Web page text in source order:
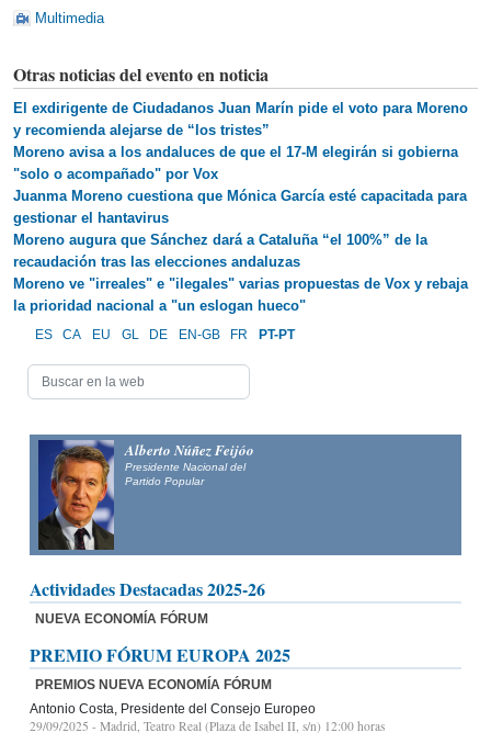
Multimedia
Otras noticias del evento en noticia
El exdirigente de Ciudadanos Juan Marín pide el voto para Moreno
y recomienda alejarse de “los tristes”
Moreno avisa a los andaluces de que el 17-M elegirán si gobierna
"solo o acompañado" por Vox
Juanma Moreno cuestiona que Mónica García esté capacitada para
gestionar el hantavirus
Moreno augura que Sánchez dará a Cataluña “el 100%” de la
recaudación tras las elecciones andaluzas
Moreno ve "irreales" e "ilegales" varias propuestas de Vox y rebaja
la prioridad nacional a "un eslogan hueco"
ES CA EU GL DE EN-GB FR PT-PT
Alberto Núñez Feijóo
Presidente Nacional del
Partido Popular
Actividades Destacadas 2025-26
NUEVA ECONOMÍA FÓRUM
PREMIO FÓRUM EUROPA 2025
PREMIOS NUEVA ECONOMÍA FÓRUM
Antonio Costa, Presidente del Consejo Europeo
29/09/2025 - Madrid, Teatro Real (Plaza de Isabel II, s/n) 12:00 horas